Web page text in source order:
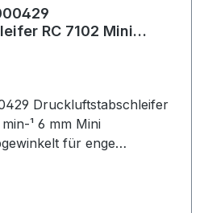
RC 7102 Mini
Druckluftstabschleifer
¹ 6 mm Mini
für enge